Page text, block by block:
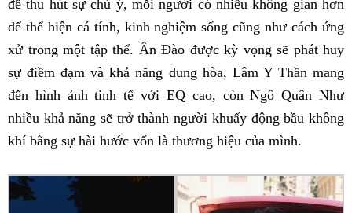
để thu hút sự chú ý, mỗi người có nhiều không gian hơn
để thể hiện cá tính, kinh nghiệm sống cũng như cách ứng
xử trong một tập thể. Ân Đào được kỳ vọng sẽ phát huy
sự điềm đạm và khả năng dung hòa, Lâm Y Thần mang
đến hình ảnh tinh tế với EQ cao, còn Ngô Quân Như
nhiều khả năng sẽ trở thành người khuấy động bầu không
khí bằng sự hài hước vốn là thương hiệu của mình.